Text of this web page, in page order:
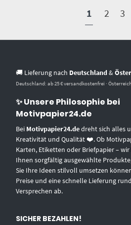
1 2 3
🚚 Lieferung nach Deutschland &
Deutschland: ab 25 € versandkostenfrei ·
✨ Unsere Philosophie bei
Motivpapier24.de
Bei Motivpapier24.dedreht sich alles
Kreativität und Qualität ❤️. Ob
Karten, Etiketten oder Briefpapier –
Ihnen sorgfältig ausgewählte
Sie Ihre Ideen stilvoll umsetzen
Preise und eine schnelle Lieferung
Versprechen ab.
SICHER BEZAHLEN!